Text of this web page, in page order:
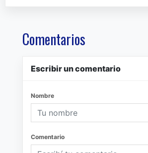
Comentarios
Escribir un comentario
Nombre
Comentario